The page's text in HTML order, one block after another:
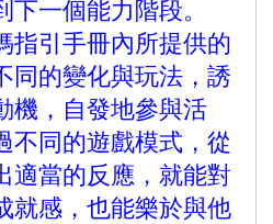
一個能力階段。
指引手冊內所提供的
同的變化與玩法，誘
機，自發地參與活
不同的遊戲模式，從
適當的反應，就能對
就感，也能樂於與他